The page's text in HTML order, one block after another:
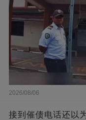
2026/08/06
接到催债电话还以